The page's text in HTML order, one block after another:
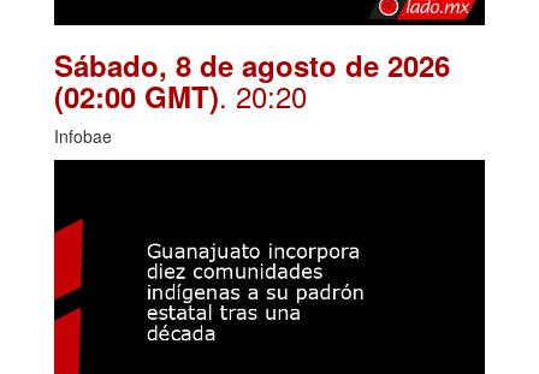
Sábado, 8 de agosto de 2026
(02:00 GMT). 20:20
Infobae